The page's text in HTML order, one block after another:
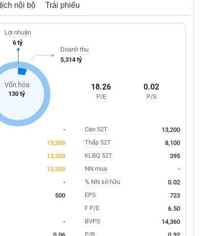
nội bộ Trái phiếu
Vốn hóa
130 tỷ
Lợi nhuận
6 tỷ
Doanh thu
5,314 tỷ
18.26
P/E
0.02
P/S
-
13,200
13,200
13,200
-
500
-
0.06
Cao 52T
13,200
Thấp 52T
8,100
KLBQ 52T
395
NN mua
-
% NN sở hữu
0.02
EPS
723
F P/E
6.50
BVPS
14,360
P/B
0.92